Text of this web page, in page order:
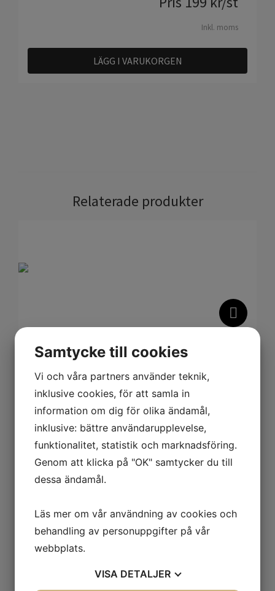
Inkl. moms
LÄGG I VARUKORGEN
Relaterade produkter
Lumiere ljuslykta, rosa, stor
Samtycke till cookies
Vi och våra partners använder teknik,
inklusive cookies, för att samla in
information om dig för olika ändamål,
inklusive: bättre användarupplevelse,
funktionalitet, statistik och marknadsföring.
Genom att klicka på "OK" samtycker du till
dessa ändamål.
Läs mer om vår användning av cookies och
behandling av personuppgifter på vår
webbplats.
VISA DETALJER